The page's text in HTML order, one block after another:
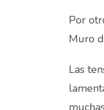
Por
Muro
Las